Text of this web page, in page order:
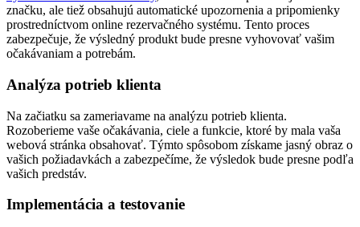
značku, ale tiež obsahujú automatické upozornenia a pripomienky
prostredníctvom online rezervačného systému. Tento proces
zabezpečuje, že výsledný produkt bude presne vyhovovať vašim
očakávaniam a potrebám.
Analýza potrieb klienta
Na začiatku sa zameriavame na analýzu potrieb klienta.
Rozoberieme vaše očakávania, ciele a funkcie, ktoré by mala vaša
webová stránka obsahovať. Týmto spôsobom získame jasný obraz o
vašich požiadavkách a zabezpečíme, že výsledok bude presne podľa
vašich predstáv.
Implementácia a testovanie